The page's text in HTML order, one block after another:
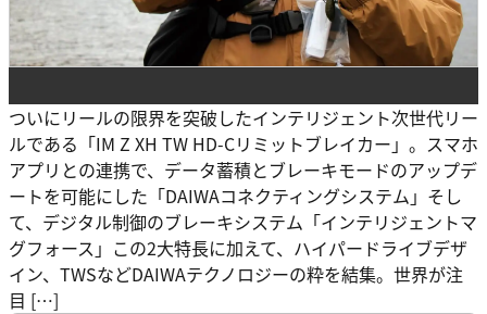
ついにリールの限界を突破したインテリジェント次世代リー
ルである「IM Z XH TW HD-Cリミットブレイカー」。スマホ
アプリとの連携で、データ蓄積とブレーキモードのアップデ
ートを可能にした「DAIWAコネクティングシステム」そし
て、デジタル制御のブレーキシステム「インテリジェントマ
グフォース」この2大特長に加えて、ハイパードライブデザ
イン、TWSなどDAIWAテクノロジーの粋を結集。世界が注
目 […]